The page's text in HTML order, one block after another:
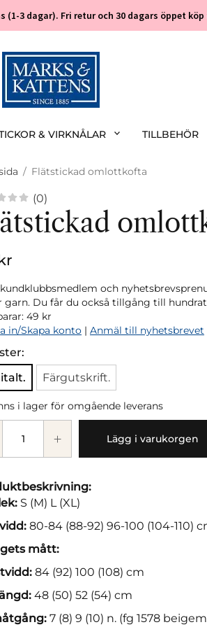
(1-3 dagar). Fri retur och 30 dagars öppet
& VIRKNÅLAR TILLBEHÖR
/ Flätstickad omlottkofta
(0)
och
garn. Du får du också tillgång till
49 kr
in/Skapa konto | Anmäl till nyhetsbrevet
Färgutskrift.
i lager för omgående leverans
Lägg i varukorgen
S (M) L (XL)
80-84 (88-92) 96-100 (104-110)
mått:
84 (92) 100 (108) cm
48 (50) 52 (54) cm
7 (8) 9 (10) n. (fg 1578